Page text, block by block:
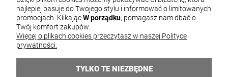
O nas
najlepiej pasuje do Twojego stylu i informować o limitowanych
promocjach. KlikającW porządku, pomagasz nam dbać o
Twój komfort zakupów.
Więcej o plikach cookies przeczytasz w naszej Polityce
prywatności.
TYLKO TE NIEZBĘDNE